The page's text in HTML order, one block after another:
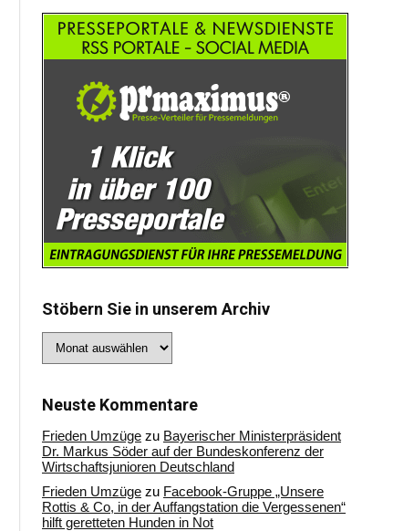
Stöbern Sie in unserem Archiv
Sie
Archiv
Neuste Kommentare
Frieden Umzüge zu Bayerischer Ministerpräsident
Dr. Markus Söder auf der Bundeskonferenz der
Wirtschaftsjunioren Deutschland
Frieden Umzüge zu Facebook-Gruppe „Unsere
Rottis & Co, in der Auffangstation die Vergessenen“
hilft geretteten Hunden in Not